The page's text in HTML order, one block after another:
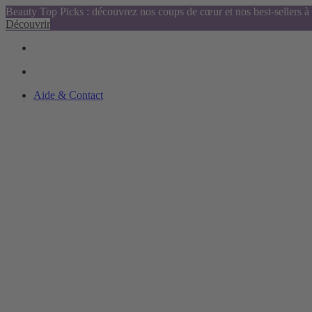
Beauty Top Picks : découvrez nos coups de cœur et nos best-sellers
Découvrir
Aide & Contact